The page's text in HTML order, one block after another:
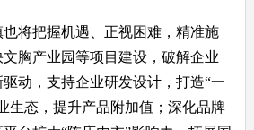
把握机遇、正视困难，精准施
胸产业园等项目建设，破解企业
动，支持企业研发设计，打造“一
生态，提升产品附加值；深化品牌